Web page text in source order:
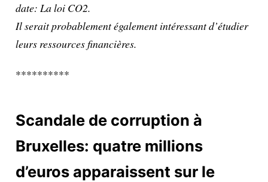
date: La loi CO2.
Il serait probablement également intéressant d’étudier
leurs ressources financières.
**********
Scandale de corruption à
Bruxelles: quatre millions
d’euros apparaissent sur le